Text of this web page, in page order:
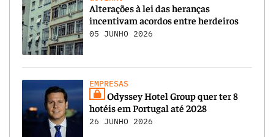
Alterações à lei das heranças
incentivam acordos entre herdeiros
05 JUNHO 2026
EMPRESAS
Odyssey Hotel Group quer ter 8
hotéis em Portugal até 2028
26 JUNHO 2026